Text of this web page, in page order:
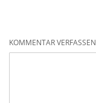
KOMMENTAR VERFASSEN